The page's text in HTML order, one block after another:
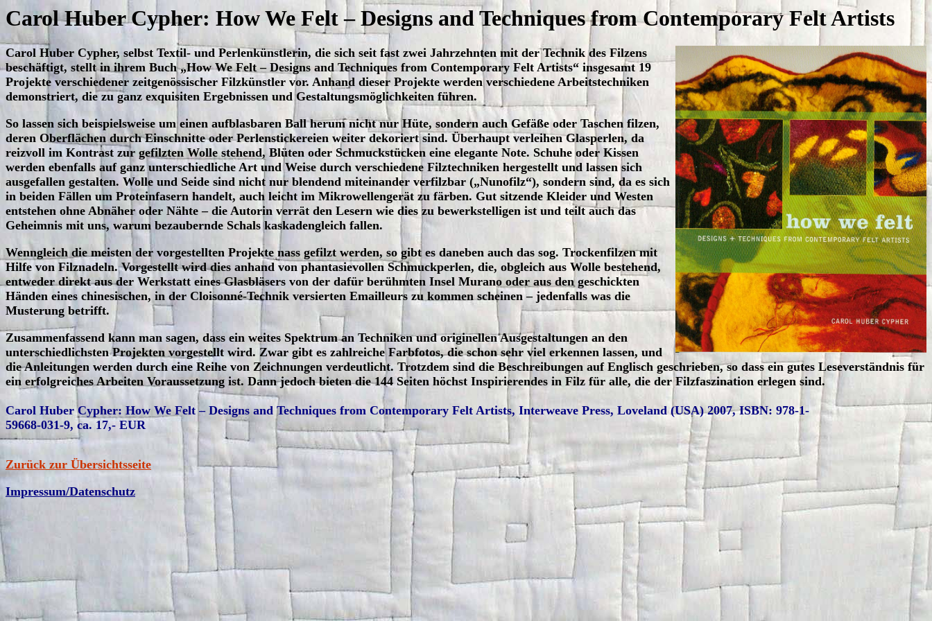
Carol Huber Cypher: How We Felt – Designs and Techniques from Contemporary Felt Artists
Carol Huber Cypher, selbst Textil- und Perlenkünstlerin, die sich seit fast zwei Jahrzehnten mit der Technik des Filzens
beschäftigt, stellt in ihrem Buch „How We Felt – Designs and Techniques from Contemporary Felt Artists“ insgesamt 19
Projekte verschiedener zeitgenössischer Filzkünstler vor. Anhand dieser Projekte werden verschiedene Arbeitstechniken
demonstriert, die zu ganz exquisiten Ergebnissen und Gestaltungsmöglichkeiten führen.
So lassen sich beispielsweise um einen aufblasbaren Ball herum nicht nur Hüte, sondern auch Gefäße oder Taschen filzen,
deren Oberflächen durch Einschnitte oder Perlenstickereien weiter dekoriert sind. Überhaupt verleihen Glasperlen, da
reizvoll im Kontrast zur gefilzten Wolle stehend, Blüten oder Schmuckstücken eine elegante Note. Schuhe oder Kissen
werden ebenfalls auf ganz unterschiedliche Art und Weise durch verschiedene Filztechniken hergestellt und lassen sich
ausgefallen gestalten. Wolle und Seide sind nicht nur blendend miteinander verfilzbar („Nunofilz“), sondern sind, da es sich
in beiden Fällen um Proteinfasern handelt, auch leicht im Mikrowellengerät zu färben. Gut sitzende Kleider und Westen
entstehen ohne Abnäher oder Nähte – die Autorin verrät den Lesern wie dies zu bewerkstelligen ist und teilt auch das
Geheimnis mit uns, warum bezaubernde Schals kaskadengleich fallen.
Wenngleich die meisten der vorgestellten Projekte nass gefilzt werden, so gibt es daneben auch das sog. Trockenfilzen mit
Hilfe von Filznadeln. Vorgestellt wird dies anhand von phantasievollen Schmuckperlen, die, obgleich aus Wolle bestehend,
entweder direkt aus der Werkstatt eines Glasbläsers von der dafür berühmten Insel Murano oder aus den geschickten
Händen eines chinesischen, in der Cloisonné-Technik versierten Emailleurs zu kommen scheinen – jedenfalls was die
Musterung betrifft.
Zusammenfassend kann man sagen, dass ein weites Spektrum an Techniken und originellen Ausgestaltungen an den
unterschiedlichsten Projekten vorgestellt wird. Zwar gibt es zahlreiche Farbfotos, die schon sehr viel erkennen lassen, und
die Anleitungen werden durch eine Reihe von Zeichnungen verdeutlicht. Trotzdem sind die Beschreibungen auf Englisch geschrieben, so dass ein gutes Leseverständnis für
ein erfolgreiches Arbeiten Voraussetzung ist. Dann jedoch bieten die 144 Seiten höchst Inspirierendes in Filz für alle, die der Filzfaszination erlegen sind.
Carol Huber Cypher: How We Felt – Designs and Techniques from Contemporary Felt Artists, Interweave Press, Loveland (USA) 2007, ISBN: 978-1-
59668-031-9, ca. 17,- EUR
Zurück zur Übersichtsseite
Impressum/Datenschutz